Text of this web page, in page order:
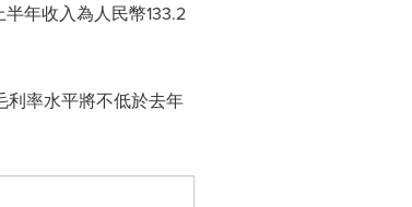
年收入為人民幣133.2
利率水平將不低於去年